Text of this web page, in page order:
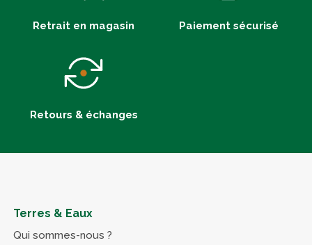
Retrait en magasin Paiement sécurisé
Retours & échanges
Terres & Eaux
Qui sommes-nous ?